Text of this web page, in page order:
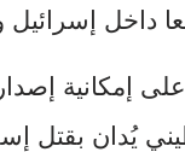
داخل إسرائيل
إمكانية
يُدان بقتل